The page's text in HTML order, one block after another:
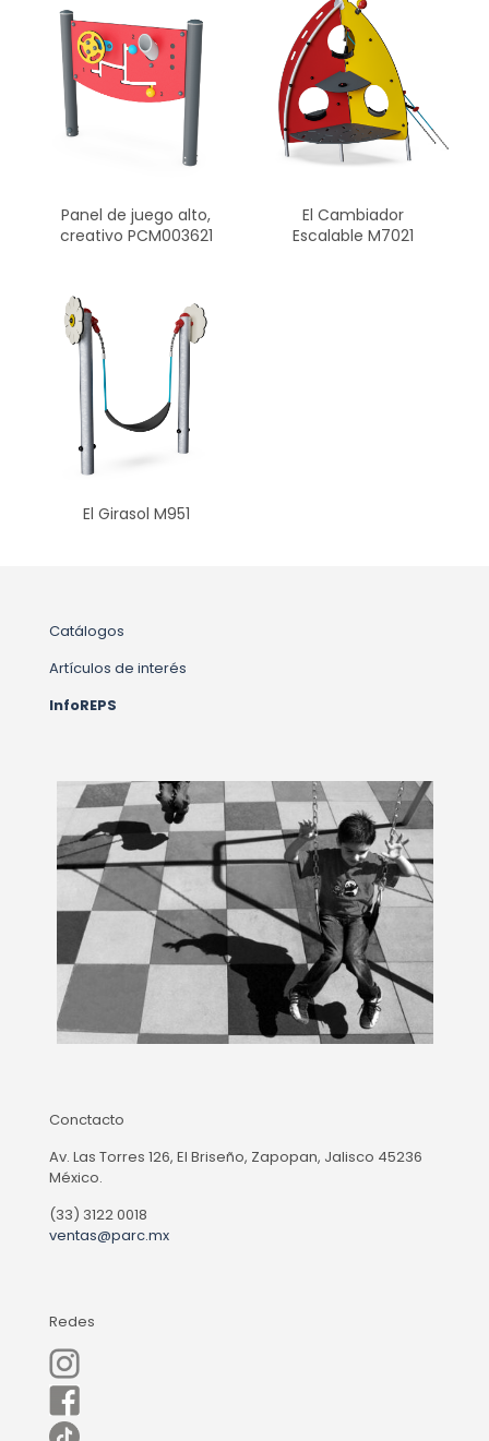
Panel de juego alto,
creativo PCM003621
El Cambiador
Escalable M7021
El Girasol M951
Catálogos
Artículos de interés
InfoREPS
Conctacto
Av. Las Torres 126, El Briseño, Zapopan, Jalisco 45236
México.
(33) 3122 0018
ventas@parc.mx
Redes